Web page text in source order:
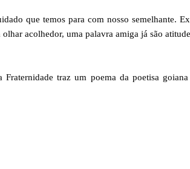
que temos para com nosso semelhante.
acolhedor, uma palavra amiga já são
traz um poema da poetisa goiana